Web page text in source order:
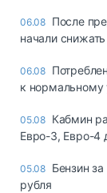
06.08 После
начали
06.08
к нормальному
05.08 Кабмин
Евро-3, Евро-4
05.08 Бензин
рубля